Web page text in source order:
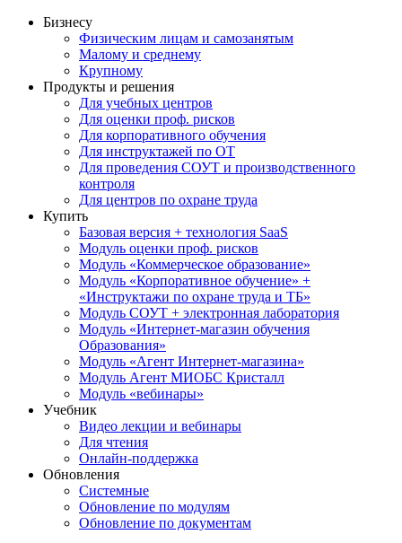
Бизнесу
Физическим лицам и самозанятым
Малому и среднему
Крупному
Продукты и решения
Для учебных центров
Для оценки проф. рисков
Для корпоративного обучения
Для инструктажей по ОТ
Для проведения СОУТ и производственного
контроля
Для центров по охране труда
Купить
Базовая версия + технология SaaS
Модуль оценки проф. рисков
Модуль «Коммерческое образование»
Модуль «Корпоративное обучение» +
«Инструктажи по охране труда и ТБ»
Модуль СОУТ + электронная лаборатория
Модуль «Интернет-магазин обучения
Образования»
Модуль «Агент Интернет-магазина»
Модуль Агент МИОБС Кристалл
Модуль «вебинары»
Учебник
Видео лекции и вебинары
Для чтения
Онлайн-поддержка
Обновления
Системные
Обновление по модулям
Обновление по документам